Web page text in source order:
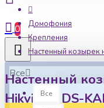
0
Все
Все
Домофония
Крепления
Настенный козырек
Настенный
Hikvision DS-